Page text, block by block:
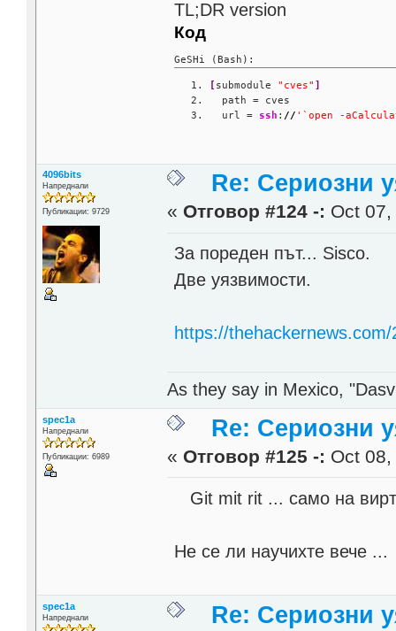
TL;DR version
Код
GeSHi (Bash):
submodule "cves"
path = cves
url = ssh : // '`open -
4096bits
Напреднали
Публикации: 9729
Re: Сериозни
« Отговор #124 -: Oct
За пореден път... Sisco.
Две уязвимости.
https://
As they say in Mexico,
spec1a
Напреднали
Публикации: 6989
Re: Сериозни
« Отговор #125 -: Oct
Git mit rit ... само на
Не се ли научихте вече ...
spec1a
Напреднали Re: Сериозни